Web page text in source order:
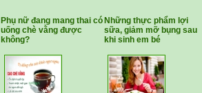
Phụ nữ đang mang thai có
uống chè vằng được
không?
Những thực phẩm lợi
sữa, giảm mỡ bụng sau
khi sinh em bé